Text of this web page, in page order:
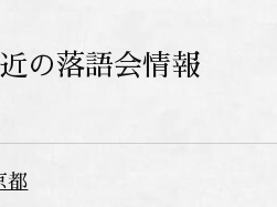
の落語会情報
都